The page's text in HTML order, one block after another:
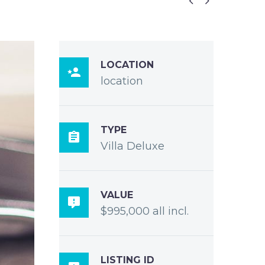

LOCATION
location

TYPE
Villa Deluxe

VALUE
$995,000 all incl.
LISTING ID